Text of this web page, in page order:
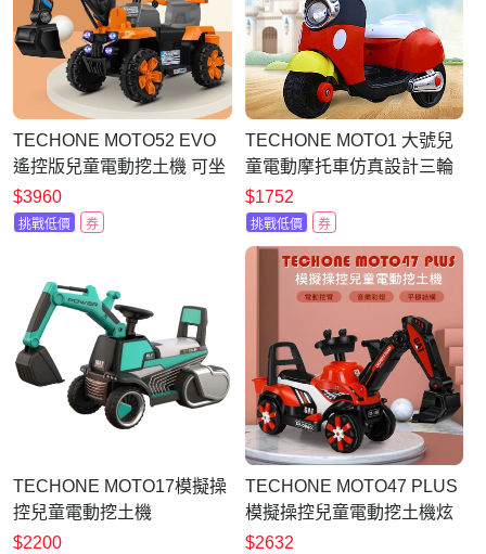
TECHONE MOTO52 EVO
遙控版兒童電動挖土機 可坐
人男女孩電動可挖挖土機超
大號工程車玩具 四輪充電車
$3960
挑戰低價 券
TECHONE MOTO1 大號兒
童電動摩托車仿真設計三輪
摩托車
$1752
挑戰低價 券
TECHONE MOTO17模擬操
控兒童電動挖土機
$2200
TECHONE MOTO47 PLUS
模擬操控兒童電動挖土機炫
彩燈光仿真全電雙關結動作
$2632